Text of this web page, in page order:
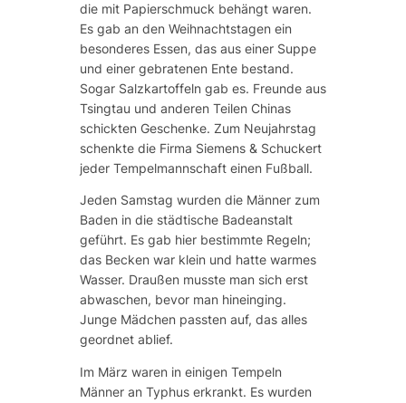
die mit Papierschmuck behängt waren.
Es gab an den Weihnachtstagen ein
besonderes Essen, das aus einer Suppe
und einer gebratenen Ente bestand.
Sogar Salzkartoffeln gab es. Freunde aus
Tsingtau und anderen Teilen Chinas
schickten Geschenke. Zum Neujahrstag
schenkte die Firma Siemens & Schuckert
jeder Tempelmannschaft einen Fußball.
Jeden Samstag wurden die Männer zum
Baden in die städtische Badeanstalt
geführt. Es gab hier bestimmte Regeln;
das Becken war klein und hatte warmes
Wasser. Draußen musste man sich erst
abwaschen, bevor man hineinging.
Junge Mädchen passten auf, das alles
geordnet ablief.
Im März waren in einigen Tempeln
Männer an Typhus erkrankt. Es wurden